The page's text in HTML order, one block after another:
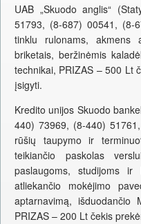
UAB „Skuodo anglis“
51793, (8-687) 00541, (8-
tinklu rulonams, akmens
briketais, beržinėmis
technikai, PRIZAS – 500 Lt
įsigyti.
Kredito unijos Skuodo
440) 73969, (8-440)
rūšių taupymo ir
teikiančio paskolas
paslaugoms, studijoms ir
atliekančio mokėjimo
aptarnavimą, išduodančio
PRIZAS – 200 Lt čekis